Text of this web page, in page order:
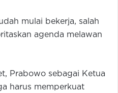
mulai bekerja, salah
agenda melawan
Prabowo sebagai Ketua
harus memperkuat